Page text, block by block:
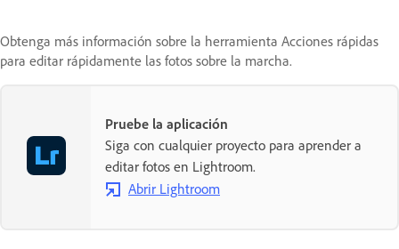
Obtenga más información sobre la herramienta Acciones rápidas
para editar rápidamente las fotos sobre la marcha.
Pruebe la aplicación
Siga con cualquier proyecto para aprender a
editar fotos en Lightroom.
Abrir Lightroom